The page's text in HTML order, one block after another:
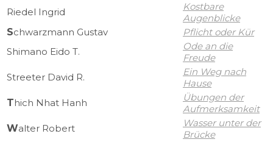
Riedel Ingrid
Kostbare
Augenblicke
Schwarzmann Gustav
Pflicht oder Kür
Shimano Eido T.
Ode an die
Freude
Streeter David R.
Ein Weg nach
Hause
Thich Nhat Hanh
Übungen der
Aufmerksamkeit
Walter Robert
Wasser unter der
Brücke